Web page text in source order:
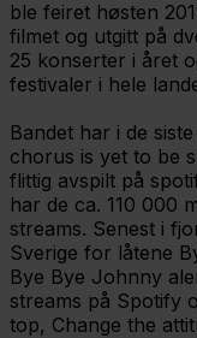
ble feiret høsten
filmet og utgitt på
25 konserter i året
festivaler i hele
Bandet har i de
chorus is yet to be
flittig avspilt på
har de ca. 110 000
streams. Senest i
Sverige for låtene
Bye Bye Johnny
streams på Spotify
top, Change the